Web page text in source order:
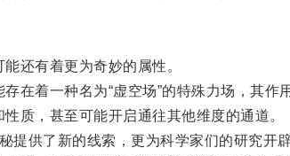
还有着更为奇妙的属性。
着一种名为“虚空场”的特殊力场，其作
，甚至可能开启通往其他维度的通道。
供了新的线索，更为科学家们的研究开辟